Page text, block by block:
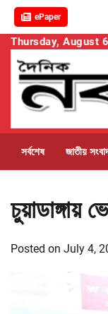
ePaper
Skip
content
Thursday, August
সর্বশেষ জাতীয়
চুয়াডাঙ্গায়
Posted on July 4,